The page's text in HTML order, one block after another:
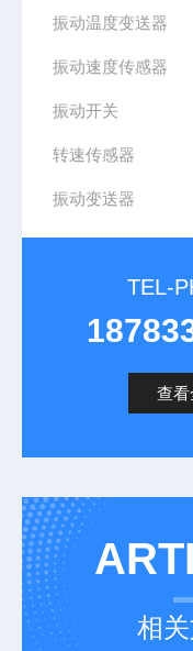
振动温度变送器
振动速度传感器
振动开关
转速传感器
振动变送器
TEL-
查看
相